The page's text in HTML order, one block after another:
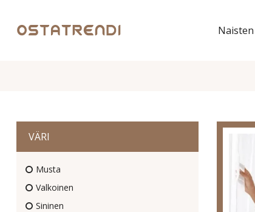
VÄRI
Musta
Valkoinen
Sininen